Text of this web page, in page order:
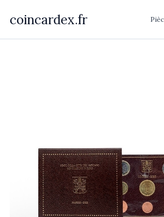
contenu
coincardex.fr